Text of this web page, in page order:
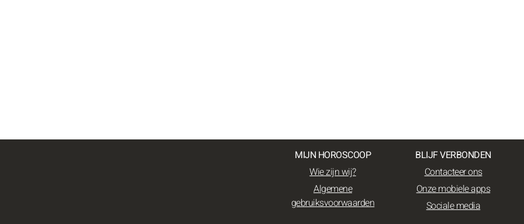
MIJN HOROSCOOP
Wie zijn wij?
Algemene
gebruiksvoorwaarden
BLIJF VERBONDEN
Contacteer ons
Onze mobiele apps
Sociale media